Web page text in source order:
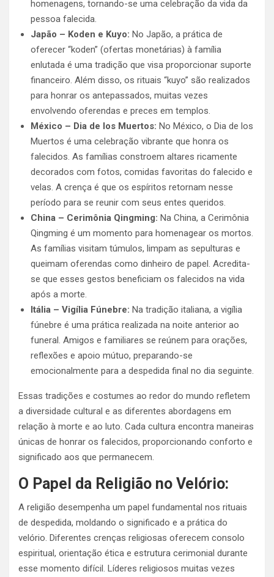
homenagens, tornando-se uma celebração da vida da
pessoa falecida.
Japão – Koden e Kuyo: No Japão, a prática de
oferecer “koden” (ofertas monetárias) à família
enlutada é uma tradição que visa proporcionar suporte
financeiro. Além disso, os rituais “kuyo” são realizados
para honrar os antepassados, muitas vezes
envolvendo oferendas e preces em templos.
México – Dia de los Muertos: No México, o Dia de los
Muertos é uma celebração vibrante que honra os
falecidos. As famílias constroem altares ricamente
decorados com fotos, comidas favoritas do falecido e
velas. A crença é que os espíritos retornam nesse
período para se reunir com seus entes queridos.
China – Cerimônia Qingming: Na China, a Cerimônia
Qingming é um momento para homenagear os mortos.
As famílias visitam túmulos, limpam as sepulturas e
queimam oferendas como dinheiro de papel. Acredita-
se que esses gestos beneficiam os falecidos na vida
após a morte.
Itália – Vigília Fúnebre: Na tradição italiana, a vigília
fúnebre é uma prática realizada na noite anterior ao
funeral. Amigos e familiares se reúnem para orações,
reflexões e apoio mútuo, preparando-se
emocionalmente para a despedida final no dia seguinte.
Essas tradições e costumes ao redor do mundo refletem
a diversidade cultural e as diferentes abordagens em
relação à morte e ao luto. Cada cultura encontra maneiras
únicas de honrar os falecidos, proporcionando conforto e
significado aos que permanecem.
O Papel da Religião no Velório:
A religião desempenha um papel fundamental nos rituais
de despedida, moldando o significado e a prática do
velório. Diferentes crenças religiosas oferecem consolo
espiritual, orientação ética e estrutura cerimonial durante
esse momento difícil. Líderes religiosos muitas vezes